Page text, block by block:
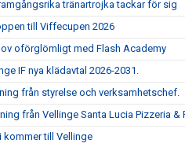
tränartrojka tackar för sig
till Viffecupen 2026
oförglömligt med Flash Academy
IF nya klädavtal 2026-2031.
från styrelse och verksamhetschef.
från Vellinge Santa Lucia Pizzeria &
kommer till Vellinge